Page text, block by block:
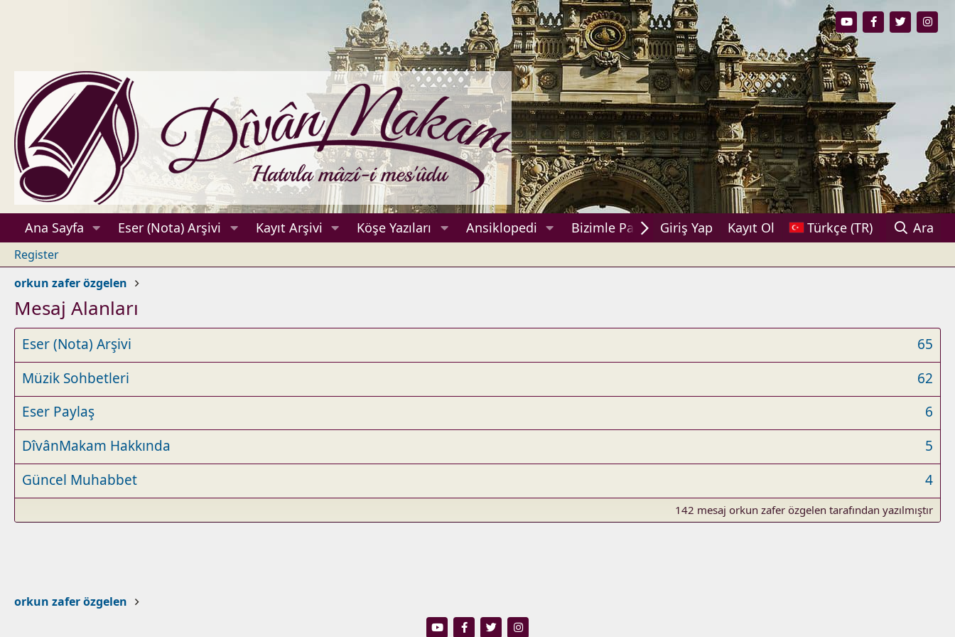
Ana Sayfa Eser (Nota) Arşivi Kayıt Arşivi Köşe Yazıları Ansiklopedi Bizimle Paylaşın!Giriş Yap Kayıt Ol Türkçe (TR) Ara
Register
orkun zafer özgelen
Mesaj Alanları
Eser (Nota) Arşivi
65
Müzik Sohbetleri
62
Eser Paylaş
6
DîvânMakam Hakkında
5
Güncel Muhabbet
4
142 mesaj orkun zafer özgelen tarafından yazılmıştır
orkun zafer özgelen